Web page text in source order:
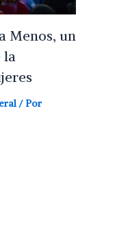
Menos, un
la
/ Por